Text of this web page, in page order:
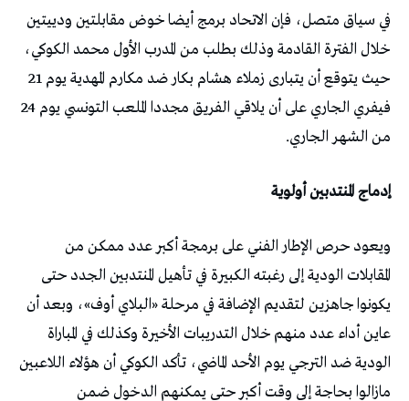
في سياق متصل، فإن الاتحاد برمج أيضا خوض مقابلتين ودييتين
خلال الفترة القادمة وذلك بطلب من المدرب الأول محمد الكوكي،
حيث يتوقع أن يتبارى زملاء هشام بكار ضد مكارم المهدية يوم 21
فيفري الجاري على أن يلاقي الفريق مجددا الملعب التونسي يوم 24
من الشهر الجاري.
إدماج المنتدبين أولوية
ويعود حرص الإطار الفني على برمجة أكبر عدد ممكن من
المقابلات الودية إلى رغبته الكبيرة في تأهيل المنتدبين الجدد حتى
يكونوا جاهزين لتقديم الإضافة في مرحلة «البلاي أوف»، وبعد أن
عاين أداء عدد منهم خلال التدريبات الأخيرة وكذلك في المباراة
الودية ضد الترجي يوم الأحد الماضي، تأكد الكوكي أن هؤلاء اللاعبين
مازالوا بحاجة إلى وقت أكبر حتى يمكنهم الدخول ضمن